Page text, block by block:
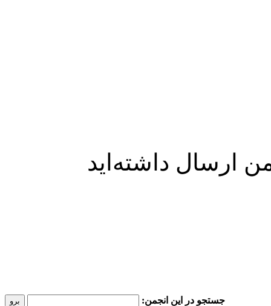
ارسال داشته‌اید
جستجو در این انجمن: